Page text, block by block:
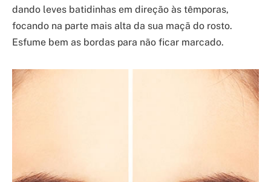
dando leves batidinhas em direção às têmporas,
focando na parte mais alta da sua maçã do rosto.
Esfume bem as bordas para não ficar marcado.